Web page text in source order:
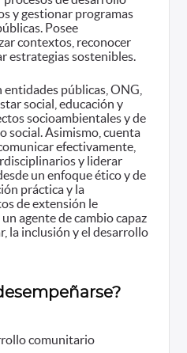
y gestionar programas
Posee
contextos, reconocer
estrategias sostenibles.
entidades públicas, ONG,
social, educación y
socioambientales y de
social. Asimismo, cuenta
efectivamente,
y liderar
un enfoque ético y de
práctica y la
de extensión le
agente de cambio capaz
la inclusión y el desarrollo
comunitario